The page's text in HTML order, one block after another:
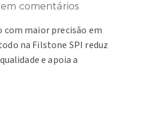
comentários
maior precisão em
na Filstone SPI reduz
e apoia a